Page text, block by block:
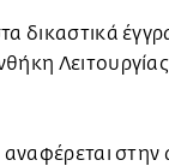
δικαστικά
στην